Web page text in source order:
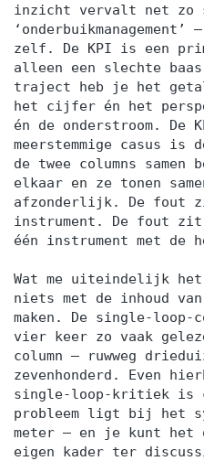
inzicht vervalt net zo
zelf. De KPI is een
alleen een slechte
traject heb je het
het cijfer én het
én de onderstroom.
meerstemmige casus
de twee columns
elkaar en ze tonen
afzonderlijk. De fout
instrument. De fout
één instrument met de
Wat me uiteindelijk het
niets met de inhoud
maken. De single-loop-
vier keer zo vaak
column — ruwweg
zevenhonderd. Even
single-loop-kritiek is
probleem ligt bij het
meter — en je kunt het
eigen kader ter